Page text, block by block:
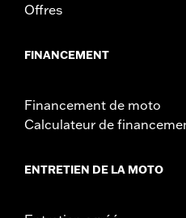
Offres
FINANCEMENT
Financement de moto
Calculateur de
ENTRETIEN DE LA MOTO